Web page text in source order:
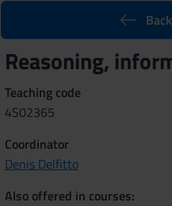
Reasoning,
Teaching code
4S02365
Coordinator
Denis Delfitto
Also offered in courses: